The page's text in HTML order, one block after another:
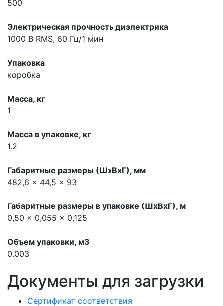
500
Электрическая прочность диэлектрика
1000 В RMS, 60 Гц/1 мин
Упаковка
коробка
Масса, кг
1
Масса в упаковке, кг
1.2
Габаритные размеры (ШхВхГ), мм
482,6 x 44,5 x 93
Габаритные размеры в упаковке (ШхВхГ), м
0,50 x 0,055 x 0,125
Объем упаковки, м3
0.003
Документы для загрузки
Сертификат соответствия